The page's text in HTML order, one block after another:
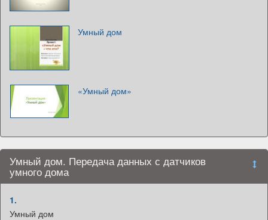
Умный дом
«Умный дом»
Умный дом. Передача данных с датчиков
умного дома
1.
Умный дом